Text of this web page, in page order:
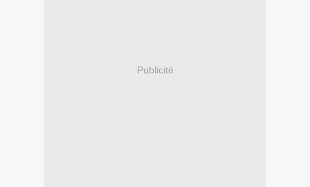
Publicité